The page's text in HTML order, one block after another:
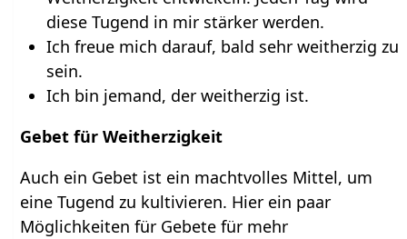
diese Tugend in mir stärker werden.
Ich freue mich darauf, bald sehr weitherzig zu
sein.
Ich bin jemand, der weitherzig ist.
Gebet für Weitherzigkeit
Auch ein Gebet ist ein machtvolles Mittel, um
eine Tugend zu kultivieren. Hier ein paar
Möglichkeiten für Gebete für mehr